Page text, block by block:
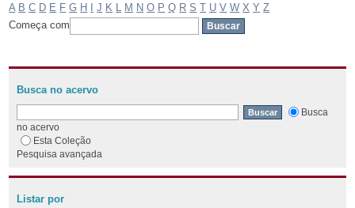
A B C D E F G H J K M N O P Q R S T U V W X Y Z
Começa com
Busca no acervo
Busca
no acervo
Esta Coleção
Pesquisa avançada
Listar por